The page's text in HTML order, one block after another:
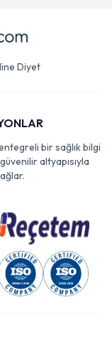
Diyet
bir sağlık bilgi
altyapısıyla